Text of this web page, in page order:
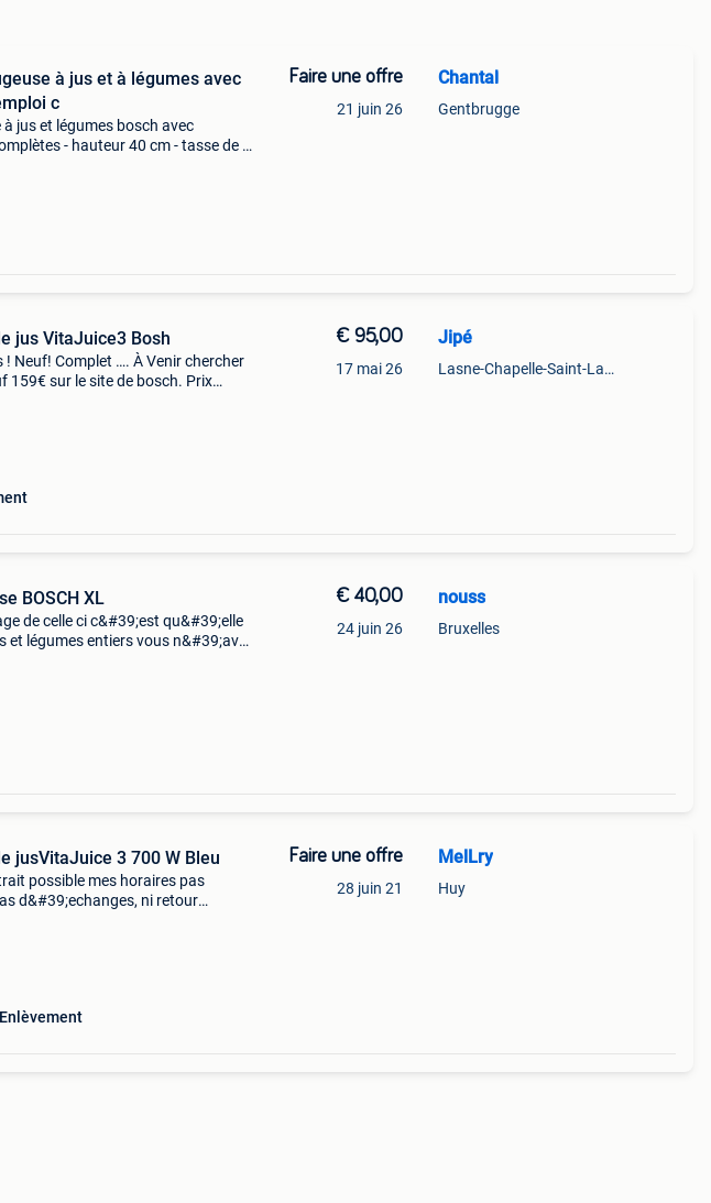
à jus et à légumes avec
c
jus et légumes bosch avec
- hauteur 40 cm - tasse de 2
Faire une offre
21 juin 26
Chantal
Gentbrugge
jus VitaJuice3 Bosh
! Neuf! Complet …. À Venir chercher
159€ sur le site de bosch. Prix
€ 95,00
17 mai 26
Jipé
Lasne-Chapelle-Saint-Lambert
BOSCH XL
de celle ci c&#39;est qu&#39;elle
et légumes entiers vous n&#39;avez
€ 40,00
24 juin 26
nouss
Bruxelles
jusVitaJuice 3 700 W Bleu
possible mes horaires pas
d&#39;echanges, ni retour
Enlèvement
Faire une offre
28 juin 21
MelLry
Huy